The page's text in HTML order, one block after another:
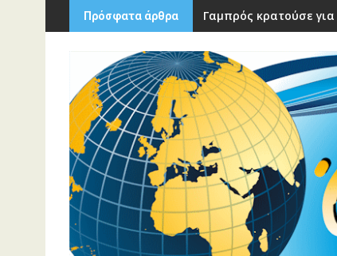
Περάστε
στο
περιεχόμενο
Πρόσφατα άρθρα Γαμπρός κρατούσε